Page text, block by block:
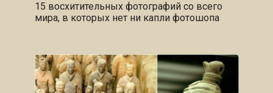
15 восхитительных фотографий со всего
мира, в которых нет ни капли фотошопа